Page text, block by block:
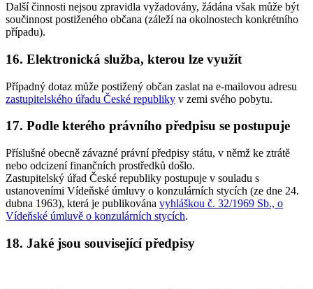
Další činnosti nejsou zpravidla vyžadovány, žádána však může být
součinnost postiženého občana (záleží na okolnostech konkrétního
případu).
16. Elektronická služba, kterou lze využít
Případný dotaz může postižený občan zaslat na e-mailovou adresu
zastupitelského úřadu České republiky v zemi svého pobytu.
17. Podle kterého právního předpisu se postupuje
Příslušné obecně závazné právní předpisy státu, v němž ke ztrátě
nebo odcizení finančních prostředků došlo.
Zastupitelský úřad České republiky postupuje v souladu s
ustanoveními Vídeňské úmluvy o konzulárních stycích (ze dne 24.
dubna 1963), která je publikována vyhláškou č. 32/1969 Sb., o
Vídeňské úmluvě o konzulárních stycích.
18. Jaké jsou související předpisy